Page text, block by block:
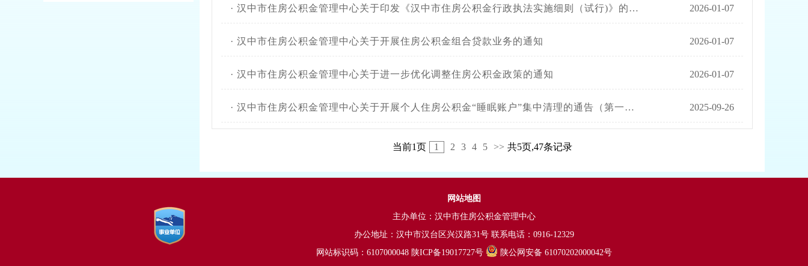
· 汉中市住房公积金管理中心关于印发《汉中市住房公积金行政执法实施细则（试行)》的通知 2026-01-07
· 汉中市住房公积金管理中心关于开展住房公积金组合贷款业务的通知 2026-01-07
· 汉中市住房公积金管理中心关于进一步优化调整住房公积金政策的通知 2026-01-07
· 汉中市住房公积金管理中心关于开展个人住房公积金“睡眠账户”集中清理的通告（第一批） 2025-09-26
当前1页 1 2 3 4 5 >> 共5页,47条记录
网站地图
主办单位：汉中市住房公积金管理中心
办公地址：汉中市汉台区兴汉路31号 联系电话：0916-12329
网站标识码：6107000048 陕ICP备19017727号 陕公网安备 61070202000042号